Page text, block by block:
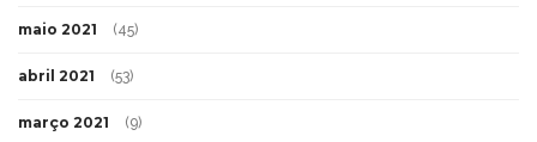
maio 2021 (45)
abril 2021 (53)
março 2021 (9)